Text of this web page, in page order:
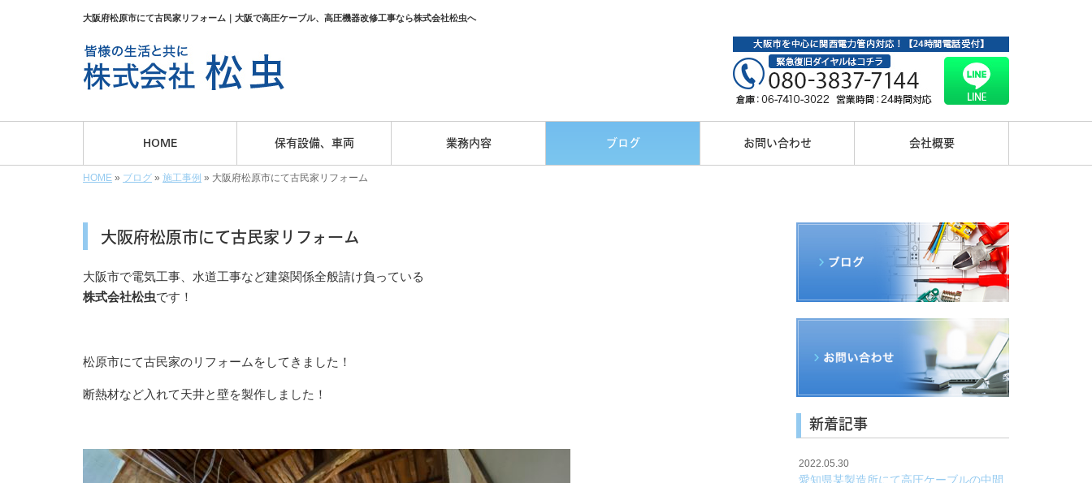
大阪府松原市にて古民家リフォーム｜大阪で高圧ケーブル、高圧機器改修工事なら株式会社松虫へ
HOME 保有設備、車両 業務内容 ブログ お問い合わせ 会社概要
HOME » ブログ » 施工事例 » 大阪府松原市にて古民家リフォーム
大阪府松原市にて古民家リフォーム
大阪市で電気工事、水道工事など建築関係全般請け負っている
株式会社松虫です！
松原市にて古民家のリフォームをしてきました！
断熱材など入れて天井と壁を製作しました！
新着記事
2022.05.30
愛知県某製造所にて高圧ケーブルの中間